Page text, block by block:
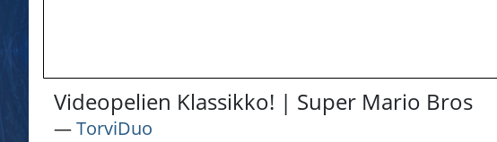
Videopelien Klassikko! | Super Mario Bros
―TorviDuo